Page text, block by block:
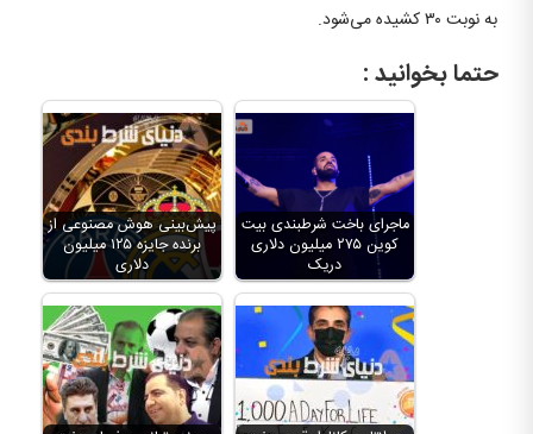
به نوبت ۳۰ کشیده می‌شود.
حتما بخوانید :
پیش‌بینی هوش مصنوعی از
برنده جایزه ۱۲۵ میلیون
دلاری
ماجرای باخت شرطبندی بیت
کوین ۲۷۵ میلیون دلاری
دریک